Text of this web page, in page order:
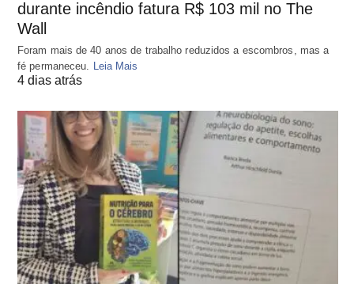
durante incêndio fatura R$ 103 mil no The
Wall
Foram mais de 40 anos de trabalho reduzidos a escombros, mas a
fé permaneceu. Leia Mais
4 dias atrás